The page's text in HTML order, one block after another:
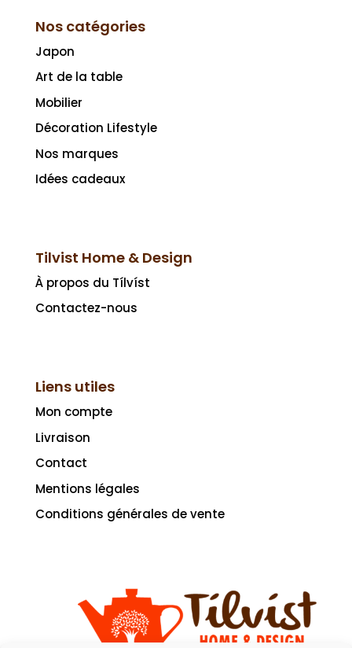
Nos catégories
Japon
Art de la table
Mobilier
Décoration Lifestyle
Nos marques
Idées cadeaux
Tilvist Home & Design
À propos du Tílvíst
Contactez-nous
Liens utiles
Mon compte
Livraison
Contact
Mentions légales
Conditions générales de vente